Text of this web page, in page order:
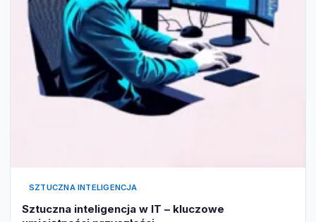
SZTUCZNA INTELIGENCJA
Sztuczna inteligencja w IT – kluczowe